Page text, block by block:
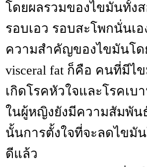
โดยผลรวมของไขมันทั้ง
รอบเอว รอบสะโพกนั่นเอ
ความสำคัญของไขมันโด
visceral fat ก็คือ คนที่มีไ
เกิดโรคหัวใจและโรคเ
ในผู้หญิงยังมีความสัมพัน
นั้นการตั้งใจที่จะลดไขมั
ดีแล้ว